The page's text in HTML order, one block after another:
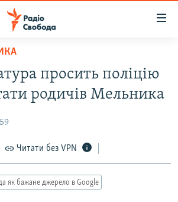
просить поліцію
родичів Мельника
Читати без VPN
як бажане джерело в Google